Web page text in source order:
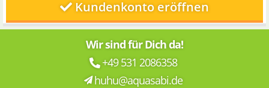
Kundenkonto eröffnen
Wir sind für Dich da!
+49 531 2086358
huhu@aquasabi.de